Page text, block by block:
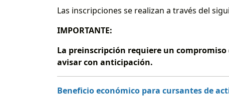
Las inscripciones se realizan a través del
IMPORTANTE:
La preinscripción requiere un
avisar con anticipación.
Beneficio económico para cursantes de